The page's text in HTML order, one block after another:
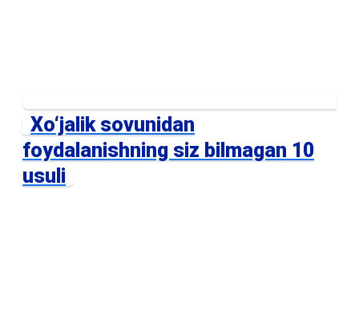
Xo‘jalik sovunidan
foydalanishning siz bilmagan 10
usuli